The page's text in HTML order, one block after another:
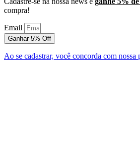
compra!
Email
Ganhar 5% Off
Ao se cadastrar, você concorda com